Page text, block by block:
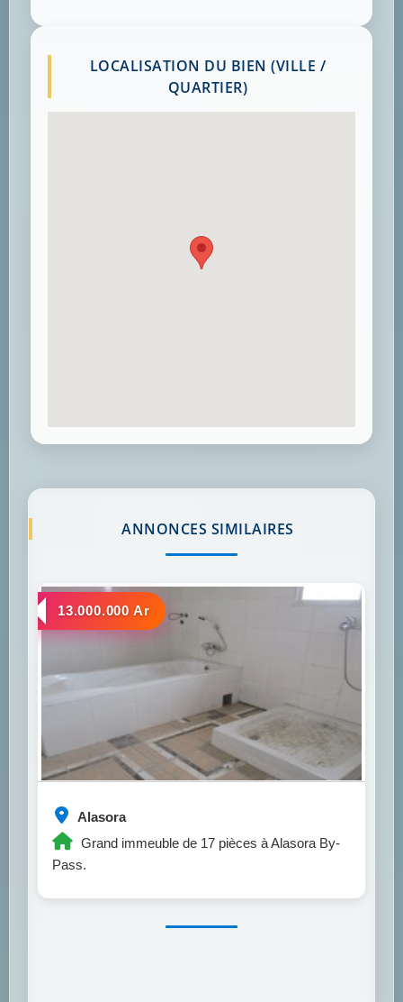
LOCALISATION DU BIEN (VILLE /
QUARTIER)
ANNONCES SIMILAIRES
Alasora
Grand immeuble de 17 pièces à Alasora By-
Pass.
a louer
13.000.000 Ar